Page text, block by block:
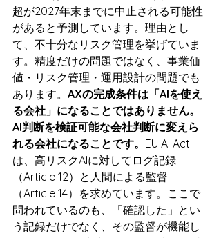
超が2027年末までに中止される可能性
があると予測しています。理由とし
て、不十分なリスク管理を挙げていま
す。精度だけの問題ではなく、事業価
値・リスク管理・運用設計の問題でも
あります。 AXの完成条件は「AIを使え
る会社」になることではありません。
AI判断を検証可能な会社判断に変えら
れる会社になることです。 EU AI Act
は、高リスクAIに対してログ記録
（Article 12）と人間による監督
（Article 14）を求めています。ここで
問われているのも、「確認した」とい
う記録だけでなく、その監督が機能し